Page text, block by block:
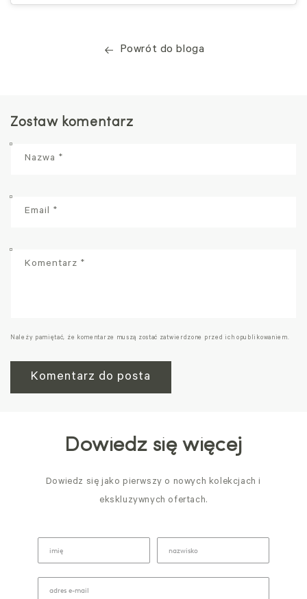
Powrót do bloga
Zostaw komentarz
Nazwa *
Email *
Komentarz *
Należy pamiętać, że komentarze muszą zostać zatwierdzone przed ich opublikowaniem.
Dowiedz się więcej
Dowiedz się jako pierwszy o nowych kolekcjach i
ekskluzywnych ofertach.